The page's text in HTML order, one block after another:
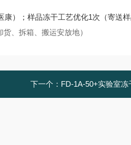
）；样品冻干工艺优化1次（寄送样
、拆箱、搬运安放地）
下一个： FD-1A-50+实验室冻